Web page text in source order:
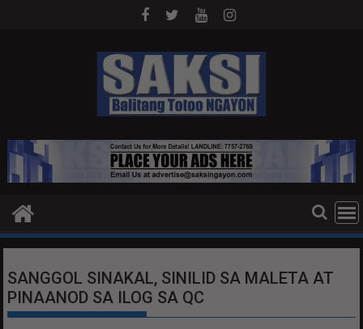
SANGGOL SINAKAL, SINILID SA MALETA AT
PINAANOD SA ILOG SA QC